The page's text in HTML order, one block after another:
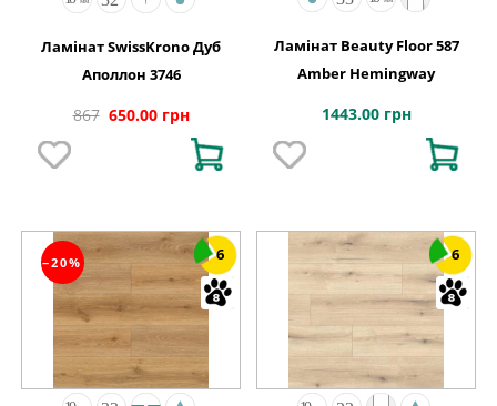
Ламінат SwissKrono Дуб
Аполлон 3746
867 650.00 грн
Ламінат Beauty Floor 587
Amber Hemingway
1443.00 грн
−20% 6 6